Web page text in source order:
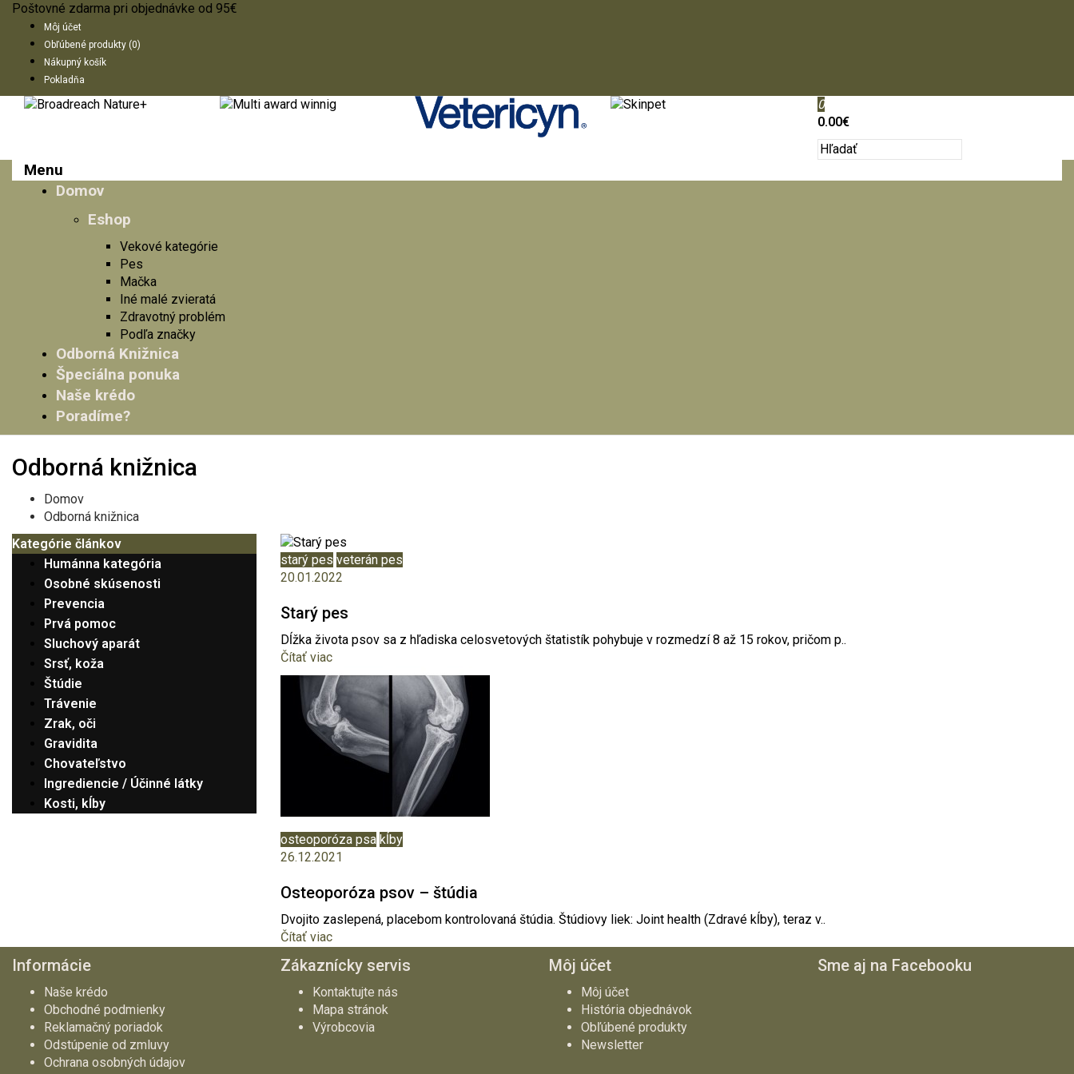
Poštovné zdarma pri objednávke od 95€
Môj účet
Obľúbené produkty (0)
Nákupný košík
Pokladňa
0
0.00€
Menu
Domov
Eshop
Vekové kategórie
Pes
Mačka
Iné malé zvieratá
Zdravotný problém
Podľa značky
Odborná Knižnica
Špeciálna ponuka
Naše krédo
Poradíme?
Odborná knižnica
Domov
Odborná knižnica
Kategórie článkov
Humánna kategória
Osobné skúsenosti
Prevencia
Prvá pomoc
Sluchový aparát
Srsť, koža
Štúdie
Trávenie
Zrak, oči
Gravidita
Chovateľstvo
Ingrediencie / Účinné látky
Kosti, kĺby
starý pes veterán pes
20.01.2022
Starý pes
Dĺžka života psov sa z hľadiska celosvetových štatistík pohybuje v rozmedzí 8 až 15 rokov, pričom p..
Čítať viac
osteoporóza psa kĺby
26.12.2021
Osteoporóza psov – štúdia
Dvojito zaslepená, placebom kontrolovaná štúdia. Štúdiovy liek: Joint health (Zdravé kĺby), teraz v..
Čítať viac
Informácie
Naše krédo
Obchodné podmienky
Reklamačný poriadok
Odstúpenie od zmluvy
Ochrana osobných údajov
Zákaznícky servis
Kontaktujte nás
Mapa stránok
Výrobcovia
Môj účet
Môj účet
História objednávok
Obľúbené produkty
Newsletter
Sme aj na Facebooku